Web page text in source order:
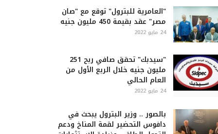
"العامرية للبترول" توقع مع "صان
مصر" عقد بقيمة 450 مليون جنيه
24 مايو 2022
"سيدبك" تحقق صافي ربح 251
مليون جنيه خلال الربع الأول من
العام الحالي
24 مايو 2022
بالصور .. وزير البترول يبحث في
دافوس التحضير لقمة المناخ ودعم